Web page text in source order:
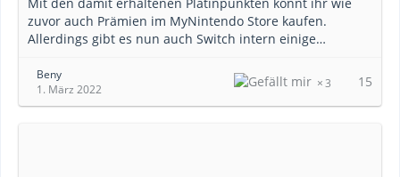
zuvor auch Prämien im MyNintendo Store kaufen.
Allerdings gibt es nun auch Switch intern einige…
Beny
1. März 2022
3 15